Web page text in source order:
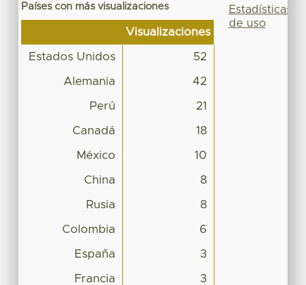
Países con más visualizaciones
Visualizaciones
Estados Unidos 52
Alemania 42
Perú 21
Canadá 18
México 10
China 8
Rusia 8
Colombia 6
España 3
Francia 3
Estadísticas
de uso